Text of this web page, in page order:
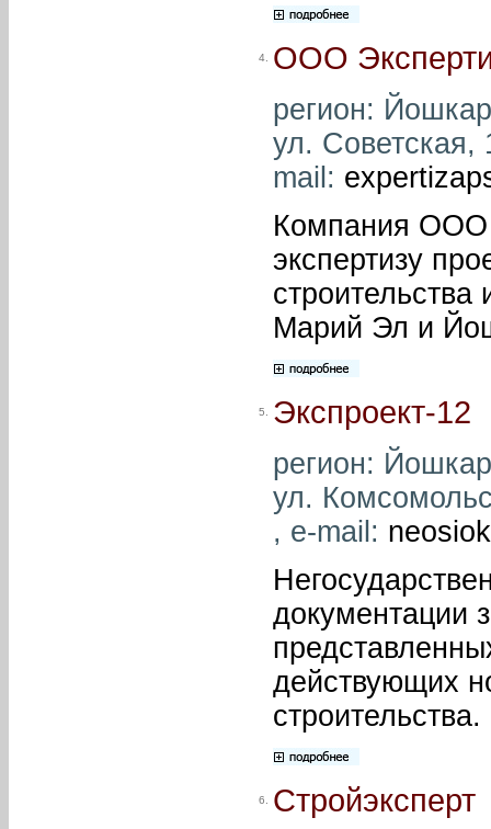
4. ООО
регион:
ул.
mail:
Компания ООО
экспертизу
Марий Эл и
5. Экспроект-12
регион:
ул.
, e-mail:
документации
действующих
строительства.
6. Стройэксперт